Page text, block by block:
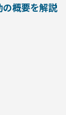
の概要を解説